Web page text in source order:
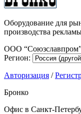
Оборудование для
производства
ООО
Регион:
Авторизация /
Бронко
Офис в Санкт-